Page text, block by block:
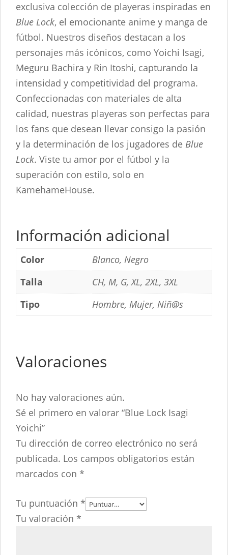
exclusiva colección de playeras inspiradas en
Blue Lock, el emocionante anime y manga de
fútbol. Nuestros diseños destacan a los
personajes más icónicos, como Yoichi Isagi,
Meguru Bachira y Rin Itoshi, capturando la
intensidad y competitividad del programa.
Confeccionadas con materiales de alta
calidad, nuestras playeras son perfectas para
los fans que desean llevar consigo la pasión
y la determinación de los jugadores de Blue
Lock. Viste tu amor por el fútbol y la
superación con estilo, solo en
KamehameHouse.
Información adicional
Color
Blanco, Negro
Talla
CH, M, G, XL, 2XL, 3XL
Tipo
Hombre, Mujer, Niñ@s
Valoraciones
No hay valoraciones aún.
Sé el primero en valorar “Blue Lock Isagi
Yoichi”
Tu dirección de correo electrónico no será
publicada. Los campos obligatorios están
marcados con *
Tu puntuación *
Tu valoración *